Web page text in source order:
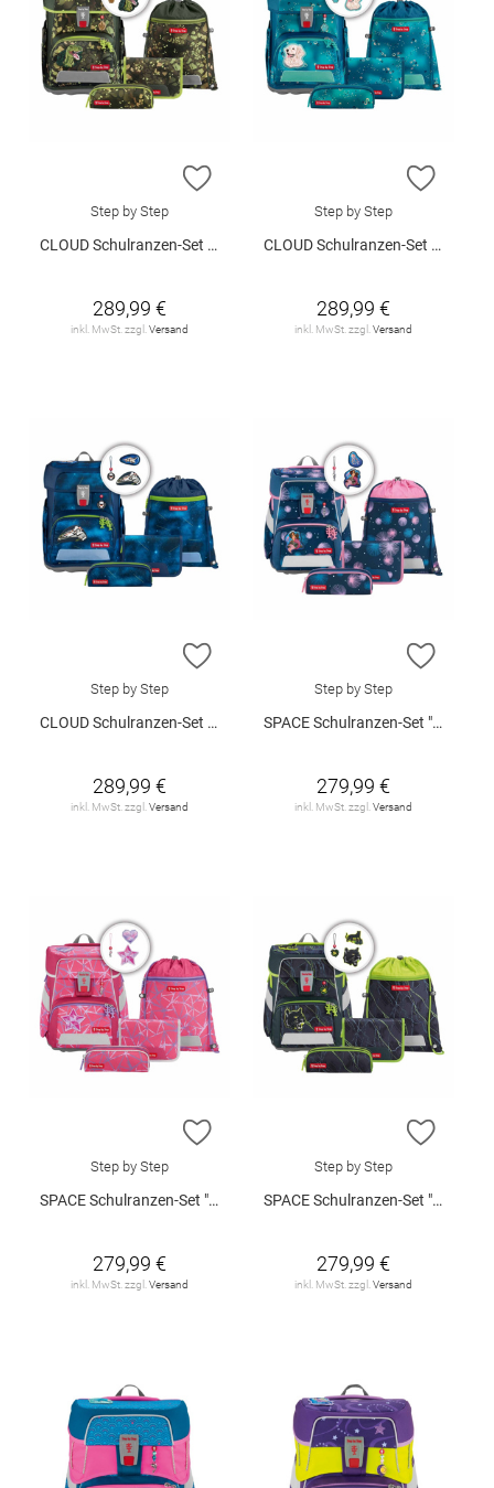
ZUR WUNSCHLISTE HINZUFÜGEN
Step by Step
CLOUD Schulranzen-Set "Dino Torex"
289,99 €
inkl. MwSt. zzgl. Versand
ZUR
Step by Step
CLOUD Schulranzen-Set "Dog Basty"
289,99 €
inkl. MwSt. zzgl. Versand
ZUR WUNSCHLISTE HINZUFÜGEN
Step by Step
CLOUD Schulranzen-Set "Starship Galactus"
289,99 €
inkl. MwSt. zzgl. Versand
ZUR
Step by Step
SPACE Schulranzen-Set "Mermaid Delia"
279,99 €
inkl. MwSt. zzgl. Versand
ZUR WUNSCHLISTE HINZUFÜGEN
Step by Step
SPACE Schulranzen-Set "Star Stella"
279,99 €
inkl. MwSt. zzgl. Versand
ZUR
Step by Step
SPACE Schulranzen-Set "Danger Cat Chiko"
279,99 €
inkl. MwSt. zzgl. Versand